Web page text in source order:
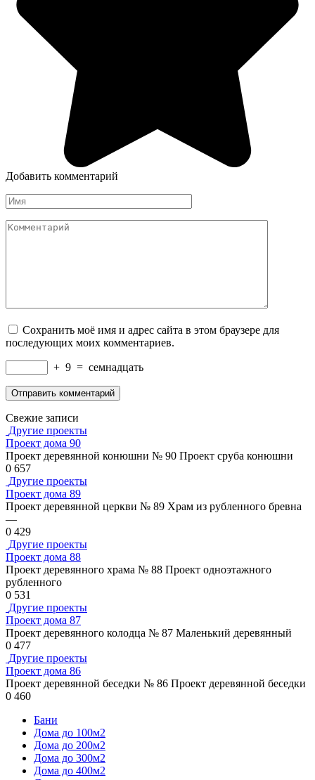
Добавить комментарий
Имя
Комментарий
Сохранить моё имя и адрес сайта в этом браузере для
последующих моих комментариев.
+ 9 = семнадцать
Свежие записи
Другие проекты
Проект дома 90
Проект деревянной конюшни № 90 Проект сруба конюшни
0 657
Другие проекты
Проект дома 89
Проект деревянной церкви № 89 Храм из рубленного бревна
—
0 429
Другие проекты
Проект дома 88
Проект деревянного храма № 88 Проект одноэтажного
рубленного
0 531
Другие проекты
Проект дома 87
Проект деревянного колодца № 87 Маленький деревянный
0 477
Другие проекты
Проект дома 86
Проект деревянной беседки № 86 Проект деревянной беседки
0 460
Бани
Дома до 100м2
Дома до 200м2
Дома до 300м2
Дома до 400м2